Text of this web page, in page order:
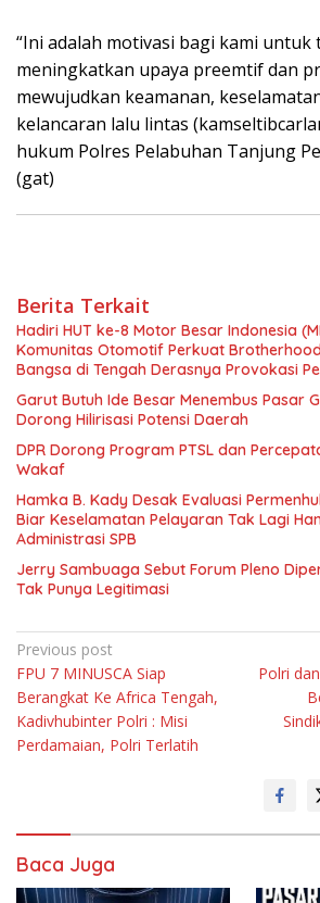
“Ini adalah motivasi bagi kami untuk
meningkatkan upaya preemtif dan
mewujudkan keamanan,
kelancaran lalu lintas
hukum Polres Pelabuhan Tanjung
(gat)
Berita Terkait
Hadiri HUT ke-8 Motor Besar Indonesia
Komunitas Otomotif Perkuat
Bangsa di Tengah Derasnya Provokasi
Garut Butuh Ide Besar Menembus Pasar
Dorong Hilirisasi Potensi Daerah
DPR Dorong Program PTSL dan
Wakaf
Hamka B. Kady Desak Evaluasi
Biar Keselamatan Pelayaran Tak Lagi
Administrasi SPB
Jerry Sambuaga Sebut Forum Pleno
Tak Punya Legitimasi
Navigasi
pos
Previous post
FPU 7 MINUSCA Siap
Berangkat Ke Africa Tengah,
Kadivhubinter Polri : Misi
Perdamaian, Polri Terlatih
Polri
Baca Juga